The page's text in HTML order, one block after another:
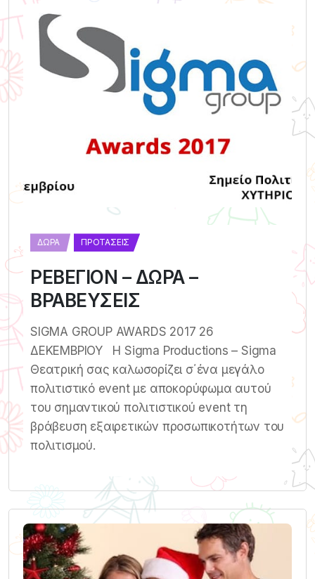
ΔΏΡΑ ΠΡΟΤΆΣΕΙΣ
ΡΕΒΕΓΙΟΝ – ΔΩΡΑ –
ΒΡΑΒΕΥΣΕΙΣ
SIGMA GROUP AWARDS 2017 26
ΔΕΚΕΜΒΡΙΟΥ Η Sigma Productions – Sigma
Θεατρική σας καλωσoρίζει σ΄ένα μεγάλο
πολιτιστικό event με αποκορύφωμα αυτού
του σημαντικού πολιτιστικού event τη
βράβευση εξαιρετικών προσωπικοτήτων του
πολιτισμού.